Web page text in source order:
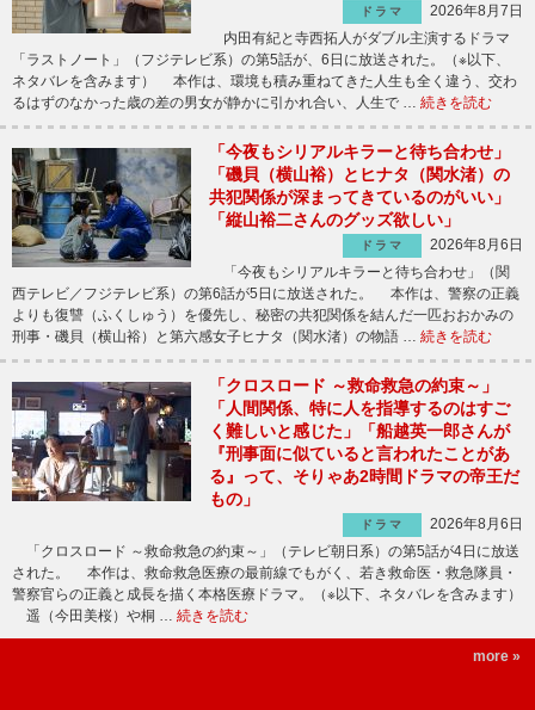
ドラマ
2026年8月7日
内田有紀と寺西拓人がダブル主演するドラマ
「ラストノート」（フジテレビ系）の第5話が、6日に放送された。（※以下、
ネタバレを含みます） 本作は、環境も積み重ねてきた人生も全く違う、交わ
るはずのなかった歳の差の男女が静かに引かれ合い、人生で … 続きを読む
「今夜もシリアルキラーと待ち合わせ」
「磯貝（横山裕）とヒナタ（関水渚）の
共犯関係が深まってきているのがいい」
「縦山裕二さんのグッズ欲しい」
ドラマ
2026年8月6日
「今夜もシリアルキラーと待ち合わせ」（関
西テレビ／フジテレビ系）の第6話が5日に放送された。 本作は、警察の正義
よりも復讐（ふくしゅう）を優先し、秘密の共犯関係を結んだ一匹おおかみの
刑事・磯貝（横山裕）と第六感女子ヒナタ（関水渚）の物語 … 続きを読む
「クロスロード ～救命救急の約束～」
「人間関係、特に人を指導するのはすご
く難しいと感じた」「船越英一郎さんが
『刑事面に似ていると言われたことがあ
る』って、そりゃあ2時間ドラマの帝王だ
もの」
ドラマ
2026年8月6日
「クロスロード ～救命救急の約束～」（テレビ朝日系）の第5話が4日に放送
された。 本作は、救命救急医療の最前線でもがく、若き救命医・救急隊員・
警察官らの正義と成長を描く本格医療ドラマ。（※以下、ネタバレを含みます）
遥（今田美桜）や桐 … 続きを読む
more »